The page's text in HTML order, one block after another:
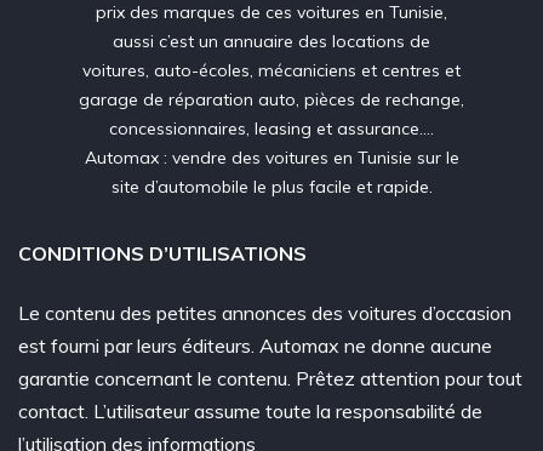
prix des marques de ces voitures en Tunisie,
aussi c’est un annuaire des locations de
voitures, auto-écoles, mécaniciens et centres et
garage de réparation auto, pièces de rechange,
concessionnaires, leasing et assurance….
Automax : vendre des voitures en Tunisie sur le
site d’automobile le plus facile et rapide.
CONDITIONS D’UTILISATIONS
Le contenu des petites annonces des voitures d’occasion
est fourni par leurs éditeurs. Automax ne donne aucune
garantie concernant le contenu. Prêtez attention pour tout
contact. L’utilisateur assume toute la responsabilité de
l’utilisation des informations